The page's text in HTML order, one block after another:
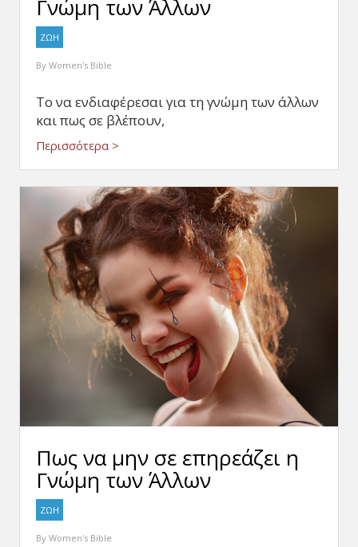
Γνώμη των Άλλων
ΖΩΗ
By Women's Bible
Το να ενδιαφέρεσαι για τη γνώμη των άλλων
και πως σε βλέπουν,
Περισσότερα >
Πως να μην σε επηρεάζει η
Γνώμη των Άλλων
ΖΩΗ
By Women's Bible